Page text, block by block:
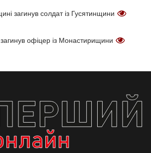
загинув солдат із Гусятинщини
офіцер із Монастирищини